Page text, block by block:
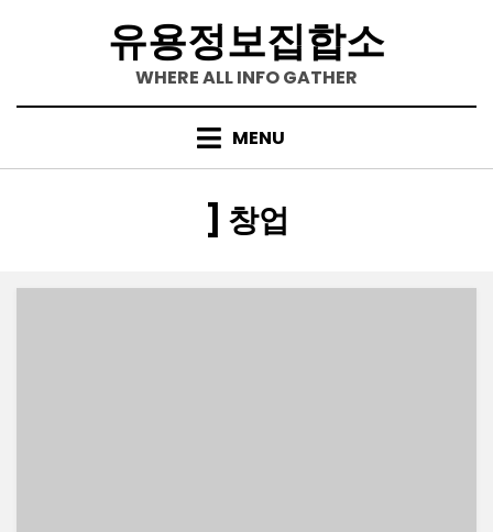
유용정보집합소
WHERE ALL INFO GATHER
MENU
[카테고리
:] 창업